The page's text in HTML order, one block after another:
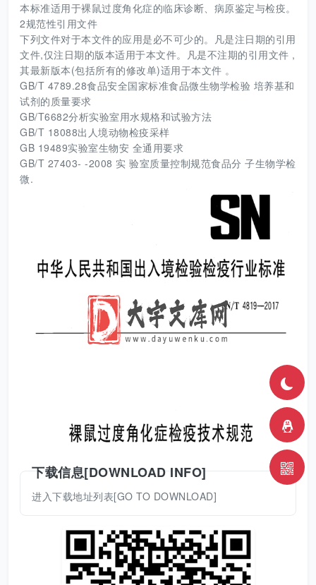
本标准适用于裸鼠过度角化症的临床诊断、病原鉴定与检疫。
2规范性引用文件
下列文件对于本文件的应用是必不可少的。凡是注日期的引用
文件,仅注日期的版本适用于本文件。凡是不注期的引用文件 ,
其最新版本(包括所有的修改单)适用于本文件 。
GB/T 4789.28食品安全国家标准食品微生物学检验 培养基和
试剂的质量要求
GB/T6682分析实验室用水规格和试验方法
GB/T 18088出人境动物检疫采样
GB 19489实验室生物安 全通用要求
GB/T 27403- -2008 实 验室质量控制规范食品分 子生物学检
微.
下载信息[DOWNLOAD INFO]
进入下载地址列表[GO TO DOWNLOAD]